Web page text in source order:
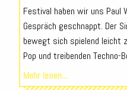
Festival haben wir uns Paul
Gespräch geschnappt. Der
bewegt sich spielend leicht
Pop und treibenden Techno-
Mehr lesen...